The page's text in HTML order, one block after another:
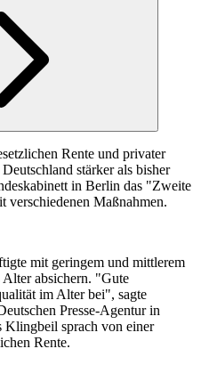
Rente und privater
stärker als bisher
in Berlin das "Zweite
verschiedenen Maßnahmen.
mit geringem und mittlerem
Alter absichern. "Gute
im Alter bei", sagte
Presse-Agentur in
Klingbeil sprach von einer
Rente.